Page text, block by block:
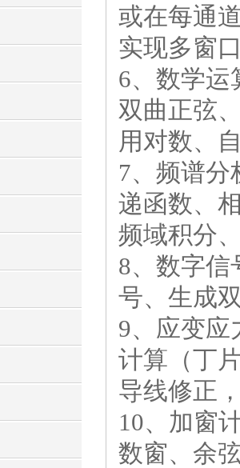
或在每通
实现多窗
6、数学运
双曲正弦
用对数、
7、频谱
递函数、
频域积分
8、数字信
号、生成
9、应变应
计算（丁
导线修正
10、加窗
数窗、余